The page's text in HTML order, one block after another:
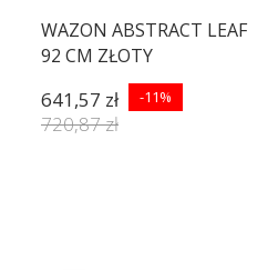
WAZON ABSTRACT LEAF
92 CM ZŁOTY
641,57 zł -11%
720,87 zł